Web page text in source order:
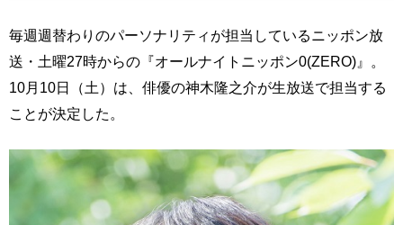
毎週週替わりのパーソナリティが担当しているニッポン放
送・土曜27時からの『オールナイトニッポン0(ZERO)』。
10月10日（土）は、俳優の神木隆之介が生放送で担当する
ことが決定した。